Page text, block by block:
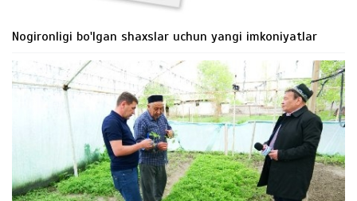
Nogironligi bo'lgan shaxslar uchun yangi imkoniyatlar